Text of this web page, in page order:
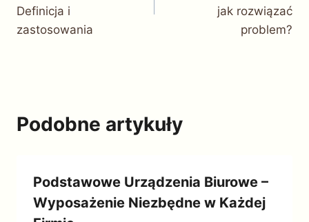
Definicja i
zastosowania
jak rozwiązać
problem?
Podobne artykuły
Podstawowe Urządzenia Biurowe –
Wyposażenie Niezbędne w Każdej